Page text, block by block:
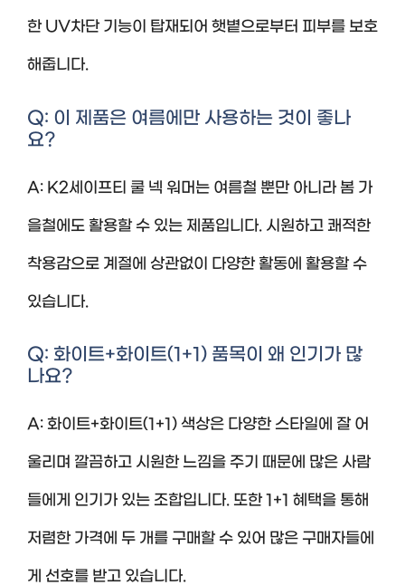
한 UV차단 기능이 탑재되어 햇볕으로부터 피부를 보호
해줍니다.
Q: 이 제품은 여름에만 사용하는 것이 좋나
요?
A: K2세이프티 쿨 넥 워머는 여름철 뿐만 아니라 봄 가
을철에도 활용할 수 있는 제품입니다. 시원하고 쾌적한
착용감으로 계절에 상관없이 다양한 활동에 활용할 수
있습니다.
Q: 화이트+화이트(1+1) 품목이 왜 인기가 많
나요?
A: 화이트+화이트(1+1) 색상은 다양한 스타일에 잘 어
울리며 깔끔하고 시원한 느낌을 주기 때문에 많은 사람
들에게 인기가 있는 조합입니다. 또한 1+1 혜택을 통해
저렴한 가격에 두 개를 구매할 수 있어 많은 구매자들에
게 선호를 받고 있습니다.